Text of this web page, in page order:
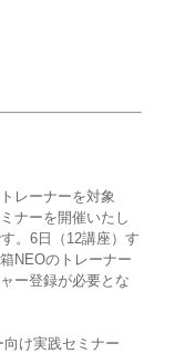
レーナーを対象
ナーを開催いたし
。6日（12講座）す
NEOのトレーナー
ー登録が必要とな
け実践セミナー